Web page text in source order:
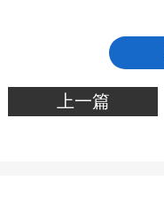
上一篇